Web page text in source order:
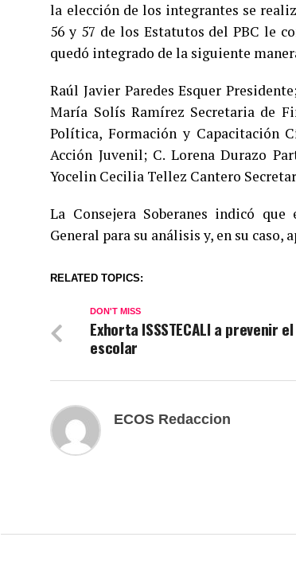
la elección de los integrantes se
56 y 57 de los Estatutos del PBC le
quedó integrado de la siguiente
Raúl Javier Paredes Esquer
María Solís Ramírez Secretaria de
Política, Formación y Capacitación
Acción Juvenil; C. Lorena Durazo
Yocelin Cecilia Tellez Cantero
La Consejera Soberanes indicó
General para su análisis y, en su caso,
RELATED TOPICS:
DON'T MISS
Exhorta ISSSTECALI a prevenir
escolar
ECOS Redaccion